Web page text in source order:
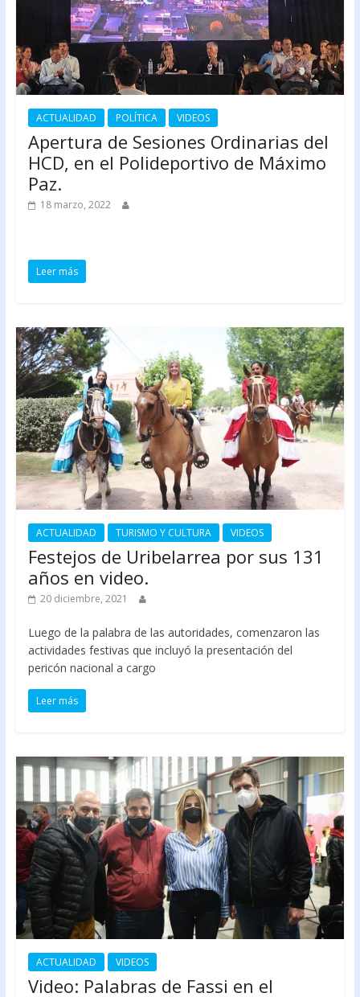
ACTUALIDAD POLÍTICA VIDEOS
Apertura de Sesiones Ordinarias del
HCD, en el Polideportivo de Máximo
Paz.
18 marzo, 2022
Leer más
ACTUALIDAD TURISMO Y CULTURA VIDEOS
Festejos de Uribelarrea por sus 131
años en video.
20 diciembre, 2021
Luego de la palabra de las autoridades, comenzaron las
actividades festivas que incluyó la presentación del
pericón nacional a cargo
Leer más
ACTUALIDAD VIDEOS
Video: Palabras de Fassi en el